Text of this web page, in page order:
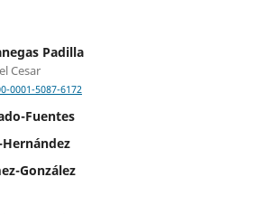
Padilla
Cesar
0001-5087-6172
Fuentes
González